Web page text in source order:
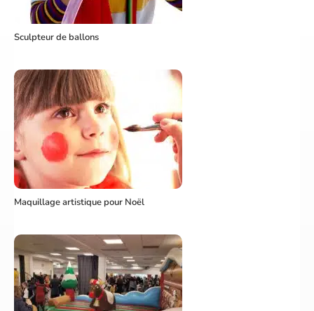
Sculpteur de ballons
Maquillage artistique pour Noël